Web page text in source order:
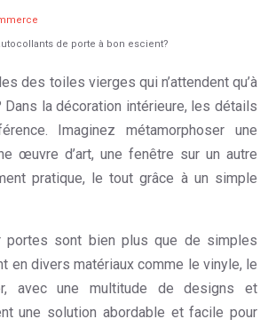
de porte à bon escient?
des toiles vierges qui n’attendent qu’à
la décoration intérieure, les détails
Imaginez métamorphoser une
œuvre d’art, une fenêtre sur un autre
pratique, le tout grâce à un simple
portes sont bien plus que de simples
en divers matériaux comme le vinyle, le
avec une multitude de designs et
une solution abordable et facile pour